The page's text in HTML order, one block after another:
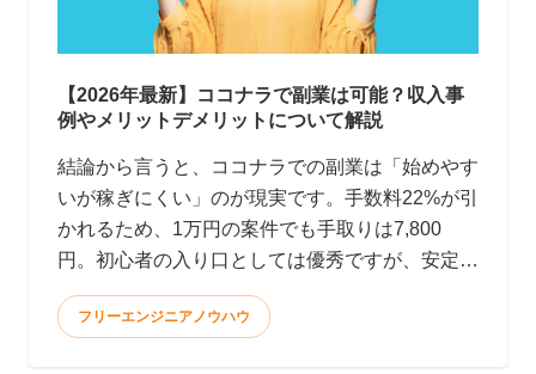
【2026年最新】ココナラで副業は可能？収入事
例やメリットデメリットについて解説
結論から言うと、ココナラでの副業は「始めやす
いが稼ぎにくい」のが現実です。手数料22%が引
かれるため、1万円の案件でも手取りは7,800
円。初心者の入り口としては優秀ですが、安定
フリーエンジニアノウハウ